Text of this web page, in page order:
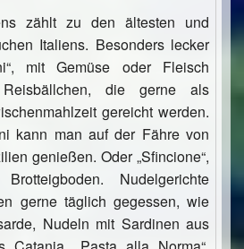
zählt zu den ältesten und
Italiens. Besonders lecker
mit Gemüse oder Fleisch
die gerne als
gereicht werden.
kann man auf der Fähre von
genießen. Oder „Sfincione“,
Nudelgerichte
gerne täglich gegessen, wie
Nudeln mit Sardinen aus